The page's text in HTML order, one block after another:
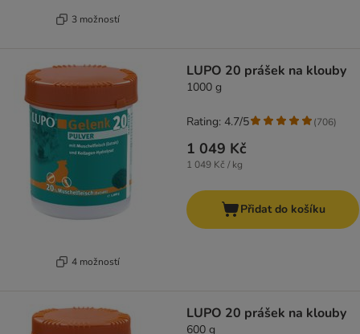
3 možností
4 možností
LUPO 20 prášek na klouby
1000 g
1 049 Kč
1 049 Kč / kg
Rating: 4.7/5 (706)
Přidat do košíku
LUPO 20 prášek na klouby
600 g